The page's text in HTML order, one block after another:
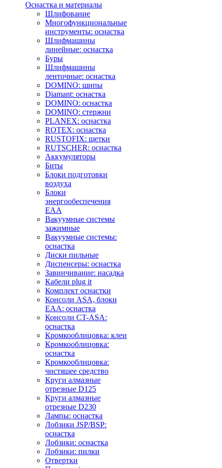
Оснастка и материалы
Шлифование
Многофункциональные
инструменты: оснастка
Шлифмашины
линейные: оснастка
Буры
Шлифмашины
ленточные: оснастка
DOMINO: шипы
Diamant: оснастка
DOMINO: оснастка
DOMINO: стержни
PLANEX: оснастка
ROTEX: оснастка
RUSTOFIX: щетки
RUTSCHER: оснастка
Аккумуляторы
Биты
Блоки подготовки
воздуха
Блоки
энергообеспечения
EAA
Вакуумные системы
зажимные
Вакуумные системы:
оснастка
Диски пильные
Диспенсеры: оснастка
Завинчивание: насадка
Кабели plug it
Комплект оснастки
Консоли ASA, блоки
EAA: оснастка
Консоли CT-ASA:
оснастка
Кромкооблицовка: клеи
Кромкооблицовка:
оснастка
Кромкооблицовка:
чистящее средство
Круги алмазные
отрезные D125
Круги алмазные
отрезные D230
Лампы: оснастка
Лобзики JSP/BSP:
оснастка
Лобзики: оснастка
Лобзики: пилки
Отвертки